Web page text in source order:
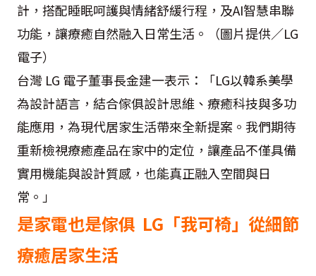
計，搭配睡眠呵護與情緒舒緩行程，及AI智慧串聯
功能，讓療癒自然融入日常生活。（圖片提供／LG
電子）
台灣 LG 電子董事長金建一表示：「LG以韓系美學
為設計語言，結合傢俱設計思維、療癒科技與多功
能應用，為現代居家生活帶來全新提案。我們期待
重新檢視療癒產品在家中的定位，讓產品不僅具備
實用機能與設計質感，也能真正融入空間與日
常。」
是家電也是傢俱 LG「我可椅」從細節
療癒居家生活